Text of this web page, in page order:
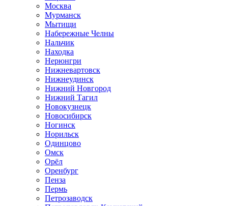
Москва
Мурманск
Мытищи
Набережные Челны
Нальчик
Находка
Нерюнгри
Нижневартовск
Нижнеудинск
Нижний Новгород
Нижний Тагил
Новокузнецк
Новосибирск
Ногинск
Норильск
Одинцово
Омск
Орёл
Оренбург
Пенза
Пермь
Петрозаводск